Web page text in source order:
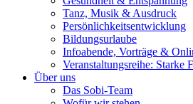
Tanz, Musik & Ausdruck
Persönlichkeitsentwicklung
Bildungsurlaube
Infoabende, Vorträge &
Veranstaltungsreihe: Starke
Über uns
Das Sobi-Team